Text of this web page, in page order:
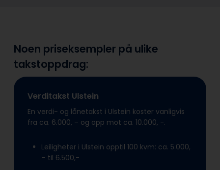
Noen priseksempler på ulike
takstoppdrag:
Verditakst Ulstein
En verdi- og lånetakst i Ulstein koster vanligvis
fra ca. 6.000, – og opp mot ca. 10.000, -.
Leiligheter i Ulstein opptil 100 kvm: ca. 5.000,
– til 6.500,-